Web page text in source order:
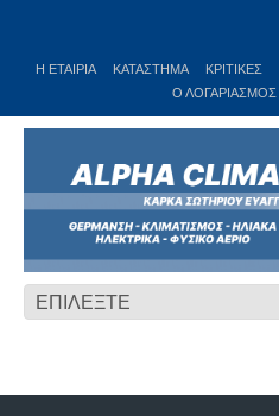
Η ΕΤΑΙΡΊΑ ΚΑΤΆΣΤΗΜΑ ΚΡΙΤΙΚΕΣ
Ο